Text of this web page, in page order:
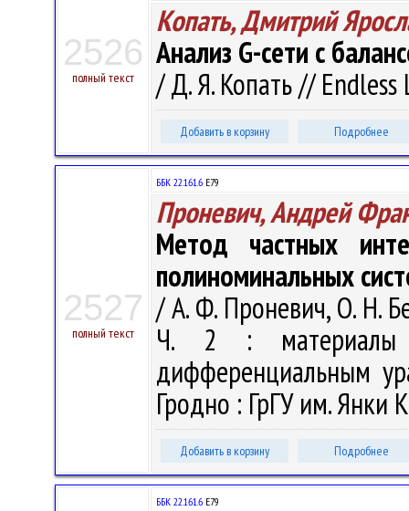
2526
полный текст
Копать, Дмитрий
Анализ G-сети с
/ Д. Я. Копать //
Добавить в корзину Подробнее
2527
полный текст
ББК 22.161.6 Е79
Проневич, Андрей
Метод частных
полиноминальных
/ А. Ф. Проневич, О. Н.
Ч. 2 : материалы
дифференциальным
Гродно : ГрГУ им. Янки
Добавить в корзину Подробнее
ББК 22.161.6 Е79